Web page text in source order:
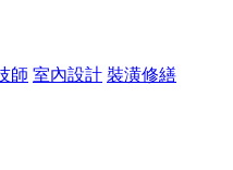
師 室內設計 裝潢修繕